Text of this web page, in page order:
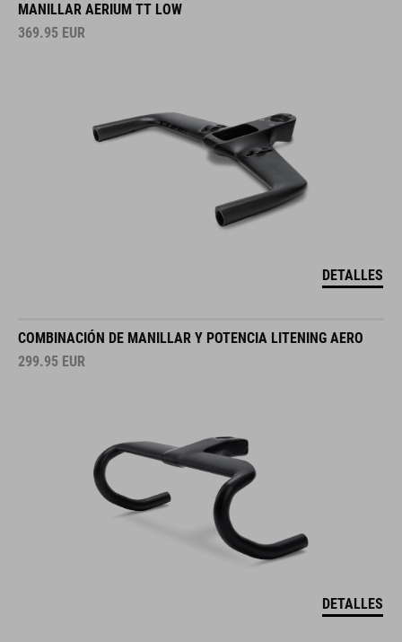
MANILLAR AERIUM TT LOW
369.95 EUR
DETALLES
COMBINACIÓN DE MANILLAR Y POTENCIA LITENING AERO
299.95 EUR
DETALLES